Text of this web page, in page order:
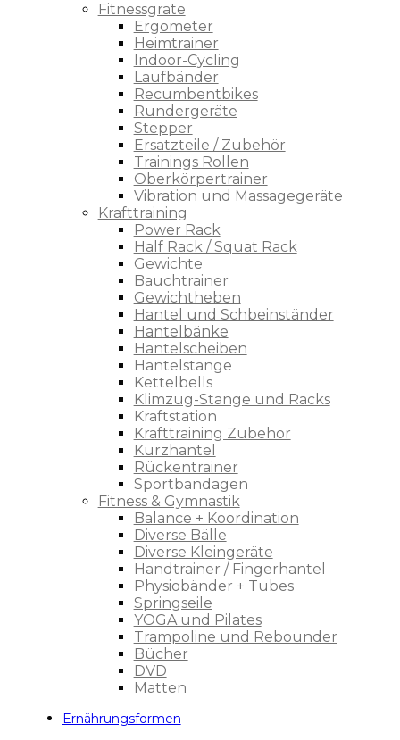
Fitnessgräte
Ergometer
Heimtrainer
Indoor-Cycling
Laufbänder
Recumbentbikes
Rundergeräte
Stepper
Ersatzteile / Zubehör
Trainings Rollen
Oberkörpertrainer
Vibration und Massagegeräte
Krafttraining
Power Rack
Half Rack / Squat Rack
Gewichte
Bauchtrainer
Gewichtheben
Hantel und Schbeinständer
Hantelbänke
Hantelscheiben
Hantelstange
Kettelbells
Klimzug-Stange und Racks
Kraftstation
Krafttraining Zubehör
Kurzhantel
Rückentrainer
Sportbandagen
Fitness & Gymnastik
Balance + Koordination
Diverse Bälle
Diverse Kleingeräte
Handtrainer / Fingerhantel
Physiobänder + Tubes
Springseile
YOGA und Pilates
Trampoline und Rebounder
Bücher
DVD
Matten
Ernährungsformen